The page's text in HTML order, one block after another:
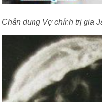
Chân dung Vợ chính trị gia